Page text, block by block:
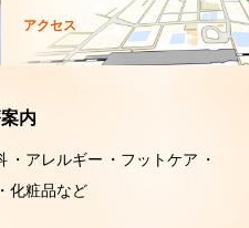
アクセス
内
アレルギー
フットケア
化粧品など